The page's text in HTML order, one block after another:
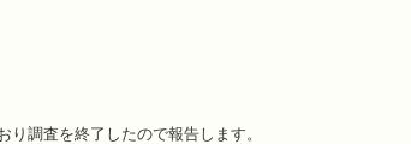
調査を終了したので報告します。